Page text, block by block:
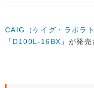
CAIG（ケイグ・ラボラト
「 D100L-16BX 」が発売